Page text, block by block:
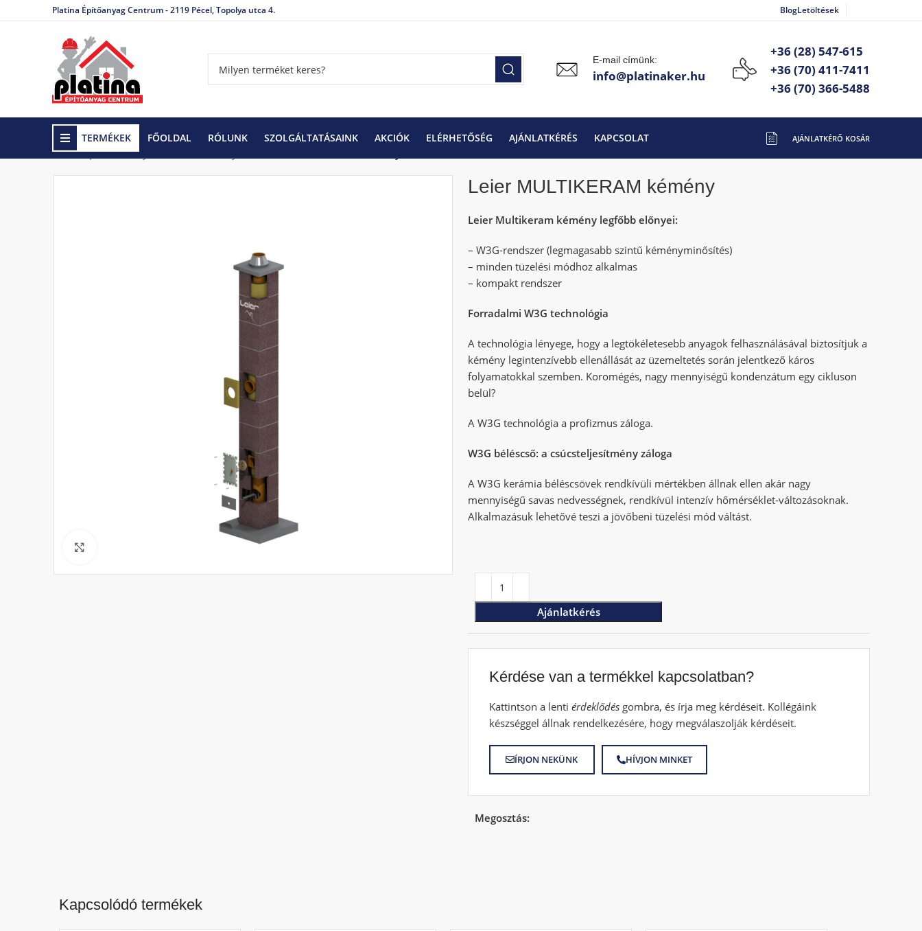
Platina Építőanyag Centrum - 2119 Pécel, Topolya utca 4. BlogLetöltések
E-mail címünk:
info@platinaker.hu
+36 (28) 547-615
+36 (70) 411-7411
+36 (70) 366-5488
TERMÉKEK FŐOLDAL RÓLUNK SZOLGÁLTATÁSAINK AKCIÓK ELÉRHETŐSÉG AJÁNLATKÉRÉS KAPCSOLAT
Kezdőlap Kémények
Leier MULTIKERAM kémény
Leier Multikeram kémény legfőbb előnyei:
– W3G-rendszer (legmagasabb szintű kéményminősítés)
– minden tüzelési módhoz alkalmas
– kompakt rendszer
Forradalmi W3G technológia
A technológia lényege, hogy a legtökéletesebb anyagok felhasználásával biztosítjuk a
kémény legintenzívebb ellenállását az üzemeltetés során jelentkező káros
folyamatokkal szemben. Koromégés, nagy mennyiségű kondenzátum egy cikluson
belül?
A W3G technológia a profizmus záloga.
W3G béléscső: a csúcsteljesítmény záloga
A W3G kerámia béléscsövek rendkívüli mértékben állnak ellen akár nagy
mennyiségű savas nedvességnek, rendkívül intenzív hőmérséklet-változásoknak.
Alkalmazásuk lehetővé teszi a jövőbeni tüzelési mód váltást.
Ajánlatkérés
Kérdése van a termékkel kapcsolatban?
Kattintson a lenti érdeklődés gombra, és írja meg kérdéseit. Kollégáink
készséggel állnak rendelkezésére, hogy megválaszolják kérdéseit.
ÍRJON NEKÜNK HÍVJON MINKET
Megosztás:
Kapcsolódó termékek